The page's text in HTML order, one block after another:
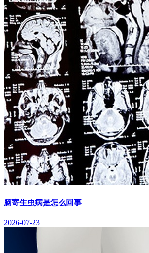
脑寄生虫病是怎么回事
2026-07-23